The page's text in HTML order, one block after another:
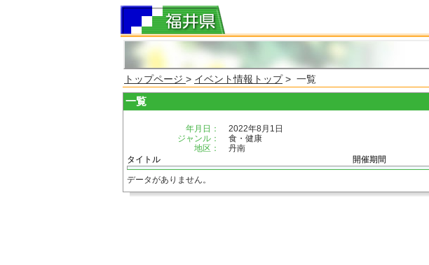
トップページ > イベント情報トップ> 一覧
一覧
年月日：
2022年8月1日
ジャンル：
食・健康
地区：
丹南
タイトル
開催期間
データがありません。